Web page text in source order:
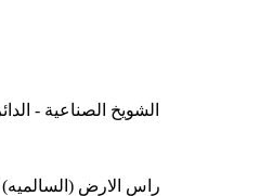
الشويخ الصناعية -
راس الارض (السالميه) قطعه ١ الشارع